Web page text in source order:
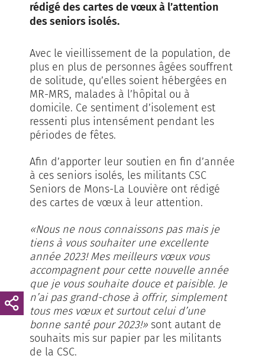
rédigé des cartes de vœux à l’attention
des seniors isolés.
Avec le vieillissement de la population, de
plus en plus de personnes âgées souffrent
de solitude, qu’elles soient hébergées en
MR-MRS, malades à l’hôpital ou à
domicile. Ce sentiment d’isolement est
ressenti plus intensément pendant les
périodes de fêtes.
Afin d’apporter leur soutien en fin d’année
à ces seniors isolés, les militants CSC
Seniors de Mons-La Louvière ont rédigé
des cartes de vœux à leur attention.
«Nous ne nous connaissons pas mais je
tiens à vous souhaiter une excellente
année 2023! Mes meilleurs vœux vous
accompagnent pour cette nouvelle année
que je vous souhaite douce et paisible. Je
n’ai pas grand-chose à offrir, simplement
tous mes vœux et surtout celui d’une
bonne santé pour 2023!» sont autant de
souhaits mis sur papier par les militants
de la CSC.